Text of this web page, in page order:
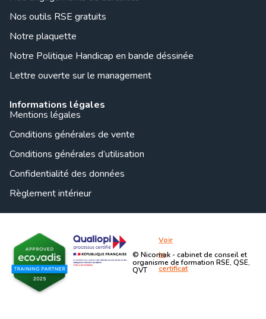
Nos outils RSE gratuits
Notre plaquette
Notre Politique Handicap en bande déssinée
Lettre ouverte sur le management
Informations légales
Mentions légales
Conditions générales de vente
Conditions générales d’utilisation
Confidentialité des données
Règlement intérieur
Voir
le
certificat
© Nicomak - cabinet de conseil et
organisme de formation RSE, QSE,
QVT